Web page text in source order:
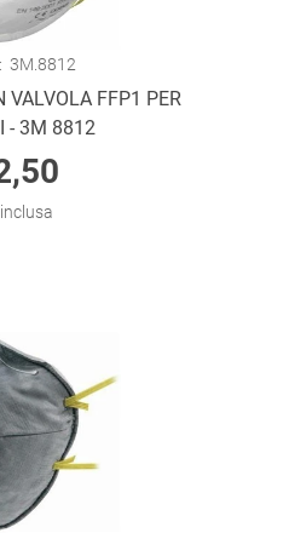
3M.8812
VALVOLA FFP1 PER
- 3M 8812